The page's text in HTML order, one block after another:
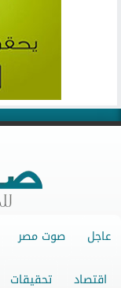
عاجل صوت مصر
اقتصاد تحقيقات